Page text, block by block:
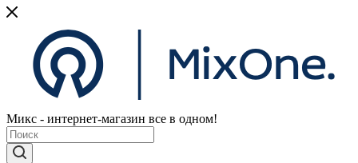
Микс - интернет-магазин все в одном!